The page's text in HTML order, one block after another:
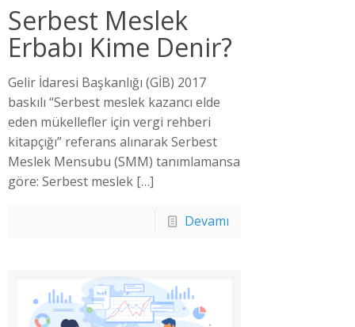
Serbest Meslek
Erbabı Kime Denir?
Gelir İdaresi Başkanlığı (GİB) 2017
baskılı “Serbest meslek kazancı elde
eden mükellefler için vergi rehberi
kitapçığı” referans alınarak Serbest
Meslek Mensubu (SMM) tanımlamansa
göre: Serbest meslek […]
Devamı